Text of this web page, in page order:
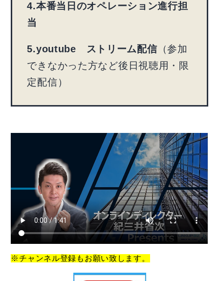
4.本番当日のオペレーション進行担
当
5.youtube ストリーム配信（参加
できなかった方など後日視聴用・限
定配信）
※チャンネル登録もお願い致します。